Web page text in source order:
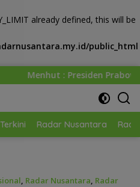
already defined, this will be
public_html
Minta Kemenhut
Radar Nusantara
, Radar Nusantara, Radar